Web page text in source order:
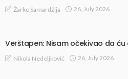
Žarko Samardžija 26, July 2026
Verštapen: Nisam očekivao da
Nikola Nedeljković 26, July 2026